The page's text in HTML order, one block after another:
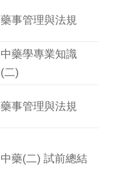
藥事管理與法規
中藥學專業知識
(二)
藥事管理與法規
中藥(二) 試前總結